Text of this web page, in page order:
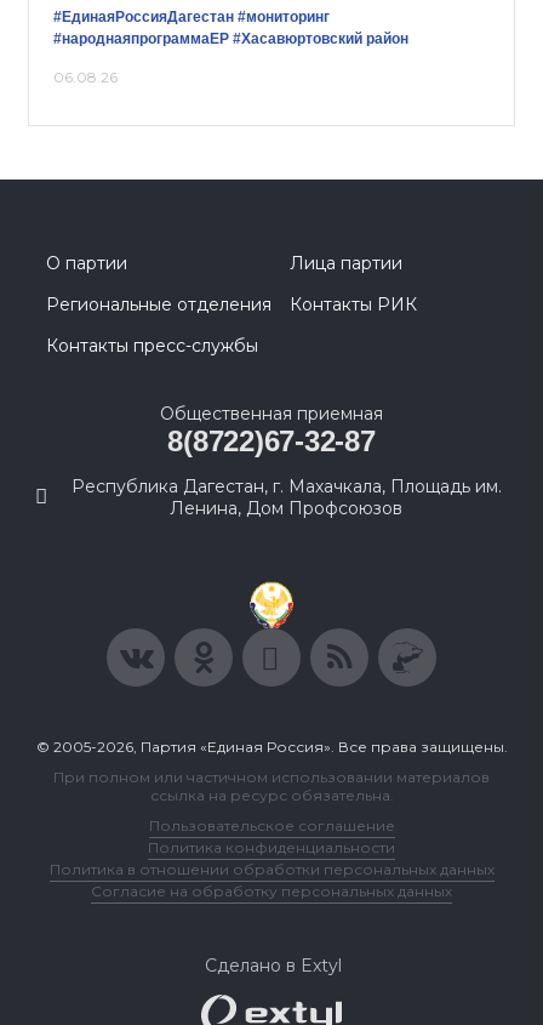
#ЕдинаяРоссияДагестан #мониторинг
#народнаяпрограммаЕР #Хасавюртовский район
06.08.26
О партии
Лица партии
Региональные отделения
Контакты РИК
Контакты пресс-службы
Общественная приемная
8(8722)67-32-87
Республика Дагестан, г. Махачкала, Площадь им.
Ленина, Дом Профсоюзов
© 2005-2026, Партия «Единая Россия». Все права защищены.
При полном или частичном использовании материалов
ссылка на ресурс обязательна.
Пользовательское соглашение
Политика конфиденциальности
Политика в отношении обработки персональных данных
Согласие на обработку персональных данных
Сделано в Extyl